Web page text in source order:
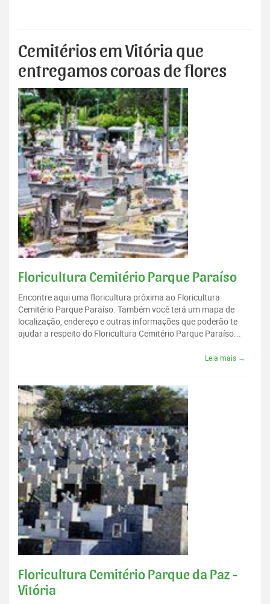
Cemitérios em Vitória que
entregamos coroas de flores
Floricultura Cemitério Parque Paraíso
Encontre aqui uma floricultura próxima ao Floricultura
Cemitério Parque Paraíso. Também você terá um mapa de
localização, endereço e outras informações que poderão te
ajudar a respeito do Floricultura Cemitério Parque Paraíso...
Leia mais →
Floricultura Cemitério Parque da Paz -
Vitória